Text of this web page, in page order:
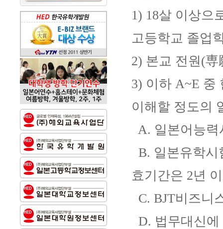
1) 18살 이상으
고등학교 졸업
2) 본교 전원(
3) 이하 A~E 중
이해할 정도의
A. 일본어능
B. 일본유학시
효기간은 2년
C. BJT비즈니
D. 법무대신